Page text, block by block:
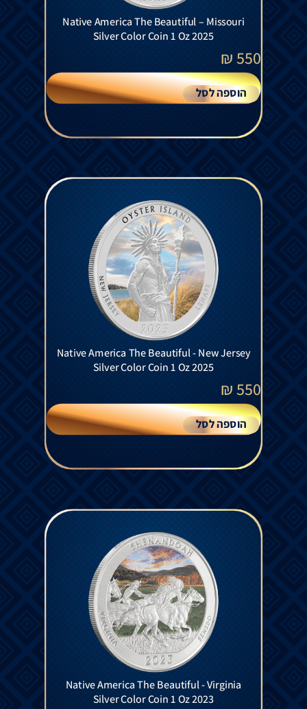
Native America The Beautiful – Missouri
Silver Color Coin 1 Oz 2025
550
₪
הוספה לסל
Native America The Beautiful - New Jersey
Silver Color Coin 1 Oz 2025
550
₪
הוספה לסל
Native America The Beautiful - Virginia
Silver Color Coin 1 Oz 2023